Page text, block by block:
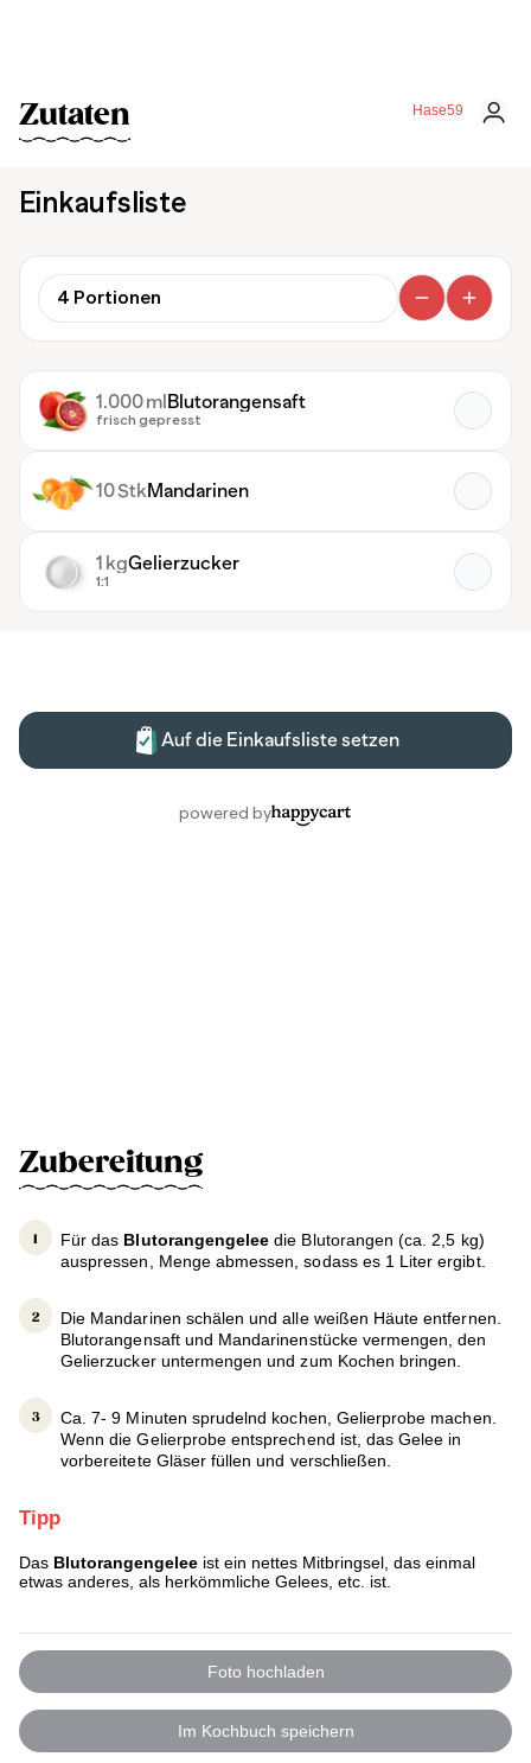
Hase59
Zutaten
Zubereitung
Für das Blutorangengelee die Blutorangen (ca. 2,5 kg)
auspressen, Menge abmessen, sodass es 1 Liter ergibt.
Die Mandarinen schälen und alle weißen Häute entfernen.
Blutorangensaft und Mandarinenstücke vermengen, den
Gelierzucker untermengen und zum Kochen bringen.
Ca. 7- 9 Minuten sprudelnd kochen, Gelierprobe machen.
Wenn die Gelierprobe entsprechend ist, das Gelee in
vorbereitete Gläser füllen und verschließen.
Tipp
Das Blutorangengelee ist ein nettes Mitbringsel, das einmal
etwas anderes, als herkömmliche Gelees, etc. ist.
Foto hochladen
Im Kochbuch speichern